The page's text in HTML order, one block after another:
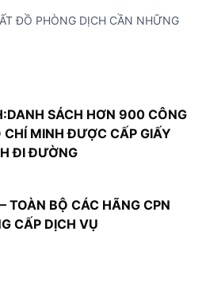
ĐỒ PHÒNG DỊCH CẦN NHỮNG
SÁCH HƠN 900 CÔNG
MINH ĐƯỢC CẤP GIẤY
ĐI ĐƯỜNG
TOÀN BỘ CÁC HÃNG CPN
CẤP DỊCH VỤ